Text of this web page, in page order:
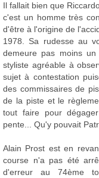
Il fallait bien que
c'est un homme très
d'être à l'origine de
1978. Sa rudesse au
demeure pas moins
styliste agréable à
sujet à contestation
des commissaires de
de la piste et le
tout faire pour
pente... Qu'y pouvait
Alain Prost est en
course n'a pas été
d'erreur au 74ème